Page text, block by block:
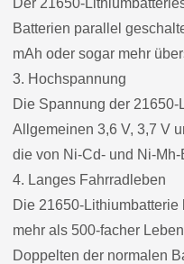
Batterien parallel
mAh oder sogar mehr
3. Hochspannung
Die Spannung der
Allgemeinen 3,6 V, 3,7 V
die von Ni-Cd- und Ni-Mh-
4. Langes Fahrradleben
Die 21650-
mehr als 500-facher
Doppelten der normalen